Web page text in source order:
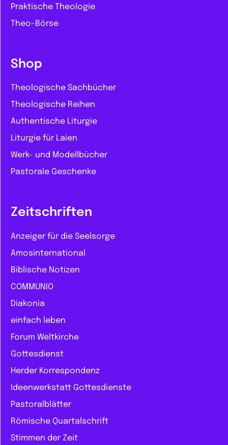
Praktische Theologie
Theo-Börse
Shop
Theologische Sachbücher
Theologische Reihen
Authentische Liturgie
Liturgie für Laien
Werk- und Modellbücher
Pastorale Geschenke
Zeitschriften
Anzeiger für die Seelsorge
Amosinternational
Biblische Notizen
COMMUNIO
Diakonia
einfach leben
Forum Weltkirche
Gottesdienst
Herder Korrespondenz
Ideenwerkstatt Gottesdienste
Pastoralblätter
Römische Quartalschrift
Stimmen der Zeit